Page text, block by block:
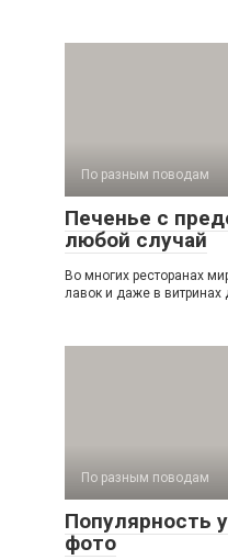
По разным поводам
Печенье с
любой случай
Во многих ресторанах
лавок и даже в витринах
По разным поводам
Популярность
фото